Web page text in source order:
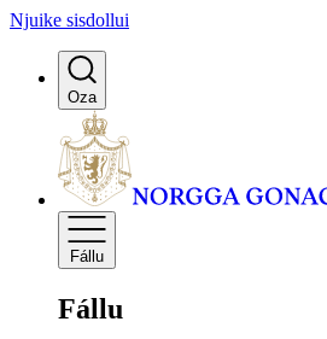
Njuike sisdollui
Oza
Fállu
Fállu